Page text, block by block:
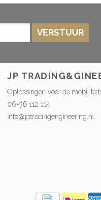
VERSTUUR
JP
Oplossingen voor de
06-36 112 114
info@jptradingengineering.nl